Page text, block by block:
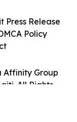
Affinity Group
All Rights
Press Release
Policy